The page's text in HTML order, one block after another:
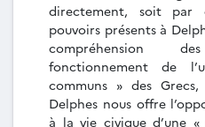
directement, soit par
pouvoirs présents à
compréhension
fonctionnement de
communs » des
Delphes nous offre
à la vie civique d’une